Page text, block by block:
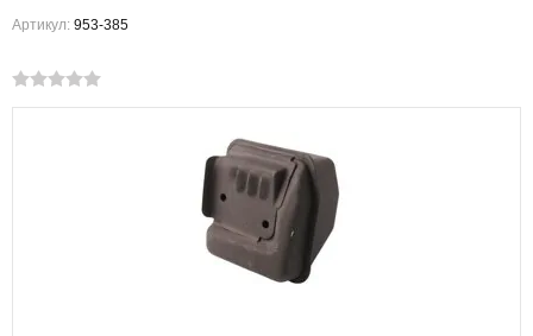
Артикул: 953-385